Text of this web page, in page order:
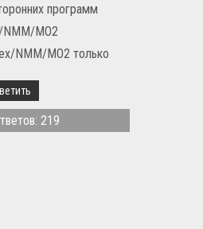
программ
MO2
NMM/MO2 только
219